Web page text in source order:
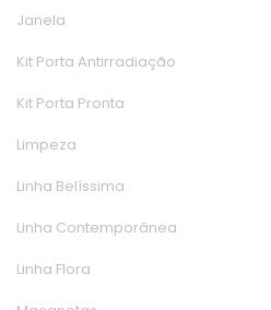
Janela
Kit Porta Antirradiação
Kit Porta Pronta
Limpeza
Linha Belíssima
Linha Contemporânea
Linha Flora